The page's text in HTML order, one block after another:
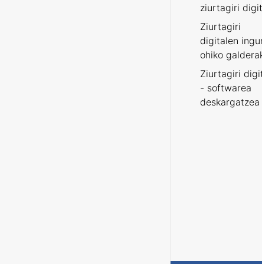
ziurtagiri
Ziurtagiri
digitalen
ohiko
Ziurtagiri
- softwarea
deskargatzea